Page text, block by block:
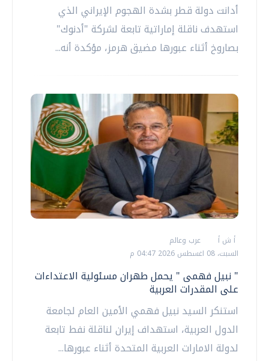
أدانت دولة قطر بشدة الهجوم الإيراني الذي
استهدف ناقلة إماراتية تابعة لشركة "أدنوك"
بصاروخ أثناء عبورها مضيق هرمز، مؤكدة أنه...
أ ش أ
عرب وعالم
السبت، 08 اغسطس 2026 04:47 م
" نبيل فهمى " يحمل طهران مسئولية الاعتداءات
على المقدرات العربية
استنكر السيد نبيل فهمي الأمين العام لجامعة
الدول العربية، استهداف إيران لناقلة نفط تابعة
لدولة الامارات العربية المتحدة أثناء عبورها...